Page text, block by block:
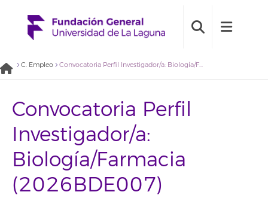
C. Empleo Convocatoria Perfil Investigador/a: Biología/Farmacia (2026BDE007)
Convocatoria Perfil
Investigador/a:
Biología/Farmacia
(2026BDE007)